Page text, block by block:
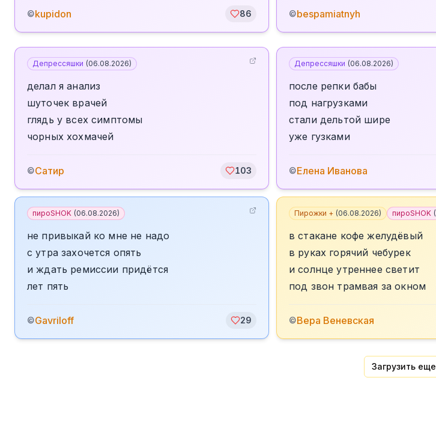
©kupidon 86 ©bespamiatnyh
Депрессяшки (06.08.2026)
делал я анализ
шуточек врачей
глядь у всех симптомы
чорных хохмачей
©Сатир 103
Депрессяшки (06.08.2026)
после репки бабы
под нагрузками
стали дельтой шире
уже гузками
©Елена Иванова
пироSHOK (06.08.2026)
не привыкай ко мне не надо
с утра захочется опять
и ждать ремиссии придётся
лет пять
©Gavriloff 29
Пирожки + (06.08.2026) пироSHOK (
в стакане кофе желудёвый
в руках горячий чебурек
и солнце утреннее светит
под звон трамвая за окном
©Вера Веневская
Загрузить еще